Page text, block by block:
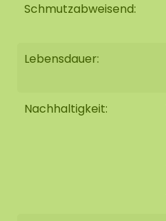
Schmutzabweisend:
Lebensdauer:
Nachhaltigkeit: